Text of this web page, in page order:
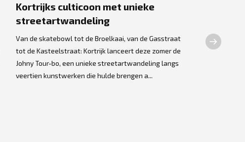
Kortrijks culticoon met unieke
streetartwandeling
Van de skatebowl tot de Broelkaai, van de Gasstraat
tot de Kasteelstraat: Kortrijk lanceert deze zomer de
Johny Tour-bo, een unieke streetartwandeling langs
veertien kunstwerken die hulde brengen a...
Een
Kortrijkse